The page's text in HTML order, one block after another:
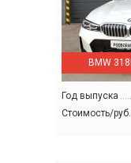
BMW 318I
Год выпуска
Стоимость/руб.